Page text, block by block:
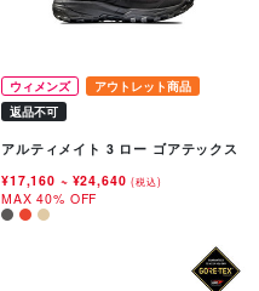
ウィメンズ
アウトレット商品
返品不可
アルティメイト 3 ロー ゴアテックス
¥17,160 ~ ¥24,640(税込)
MAX 40% OFF